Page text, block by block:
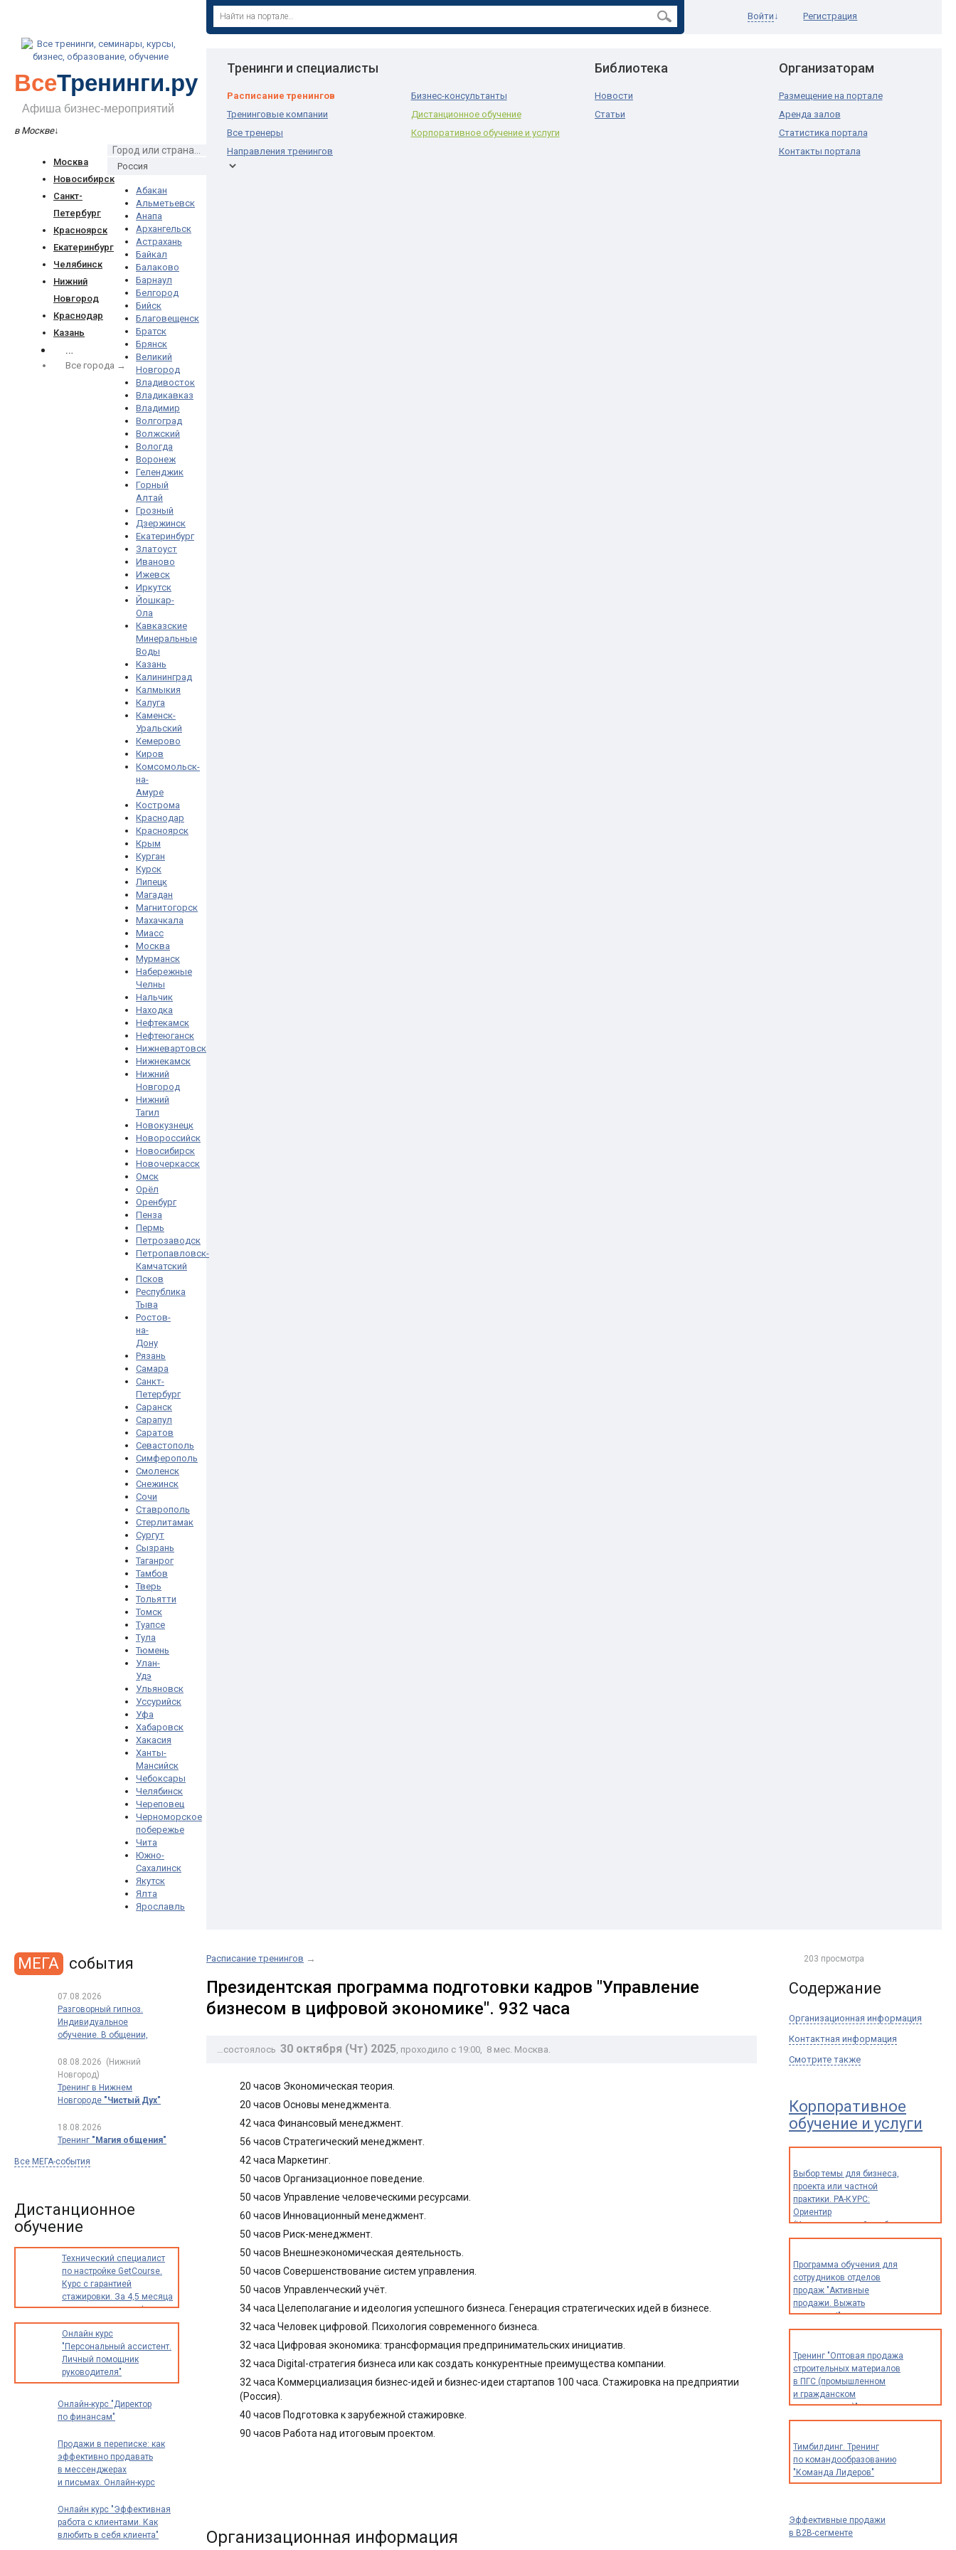
ВсеТренинги.ру
Афиша бизнес-мероприятий
в Москве↓
Москва
Новосибирск
Санкт-
Петербург
Красноярск
Екатеринбург
Челябинск
Нижний
Новгород
Краснодар
Казань
…
Все города →
Абакан
Альметьевск
Анапа
Архангельск
Астрахань
Байкал
Балаково
Барнаул
Белгород
Бийск
Благовещенск
Братск
Брянск
Великий
Новгород
Владивосток
Владикавказ
Владимир
Волгоград
Волжский
Вологда
Воронеж
Геленджик
Горный
Алтай
Грозный
Дзержинск
Екатеринбург
Златоуст
Иваново
Ижевск
Иркутск
Йошкар-
Ола
Кавказские
Минеральные
Воды
Казань
Калининград
Калмыкия
Калуга
Каменск-
Уральский
Кемерово
Киров
Комсомольск-
на-
Амуре
Кострома
Краснодар
Красноярск
Крым
Курган
Курск
Липецк
Магадан
Магнитогорск
Махачкала
Миасс
Москва
Мурманск
Набережные
Челны
Нальчик
Находка
Нефтекамск
Нефтеюганск
Нижневартовск
Нижнекамск
Нижний
Новгород
Нижний
Тагил
Новокузнецк
Новороссийск
Новосибирск
Новочеркасск
Омск
Орёл
Оренбург
Пенза
Пермь
Петрозаводск
Петропавловск-
Камчатский
Псков
Республика
Тыва
Ростов-
на-
Дону
Рязань
Самара
Санкт-
Петербург
Саранск
Сарапул
Саратов
Севастополь
Симферополь
Смоленск
Снежинск
Сочи
Ставрополь
Стерлитамак
Сургут
Сызрань
Таганрог
Тамбов
Тверь
Тольятти
Томск
Туапсе
Тула
Тюмень
Улан-
Удэ
Ульяновск
Уссурийск
Уфа
Хабаровск
Хакасия
Ханты-
Мансийск
Чебоксары
Челябинск
Череповец
Черноморское
побережье
Чита
Южно-
Сахалинск
Якутск
Ялта
Ярославль
Войти ↓ Регистрация
Тренинги и специалисты
Расписание тренингов
Тренинговые компании
Все тренеры
Направления тренингов
Бизнес-консультанты
Дистанционное обучение
Корпоративное обучение и услуги
Библиотека
Новости
Статьи
Организаторам
Размещение на портале
Аренда залов
Статистика портала
Контакты портала
Содержание
Организационная информация
Контактная информация
Смотрите также
Корпоративное
обучение и услуги
Выбор темы для бизнеса,
проекта или частной
практики. РА-КУРС:
Ориентир
(Индивидуальный разбор
опыта и идей для
экспертов
и специалистов)
Программа обучения для
сотрудников отделов
продаж "Активные
продажи. Выжать
максимум!"
Тренинг "Оптовая продажа
строительных материалов
в ПГС (промышленном
и гражданском
строительстве)"
Тимбилдинг. Тренинг
по командообразованию
"Команда Лидеров"
Эффективные продажи
в B2B-сегменте
Расписание тренингов →
Президентская программа подготовки кадров "Управление
бизнесом в цифровой экономике". 932 часа
203 просмотра
…состоялось 30 октября (Чт) 2025, проходило с 19:00, 8 мес. Москва.
20 часов Экономическая теория.
20 часов Основы менеджмента.
42 часа Финансовый менеджмент.
56 часов Стратегический менеджмент.
42 часа Маркетинг.
50 часов Организационное поведение.
50 часов Управление человеческими ресурсами.
60 часов Инновационный менеджмент.
50 часов Риск-менеджмент.
50 часов Внешнеэкономическая деятельность.
50 часов Совершенствование систем управления.
50 часов Управленческий учёт.
34 часа Целеполагание и идеология успешного бизнеса. Генерация стратегических идей в бизнесе.
32 часа Человек цифровой. Психология современного бизнеса.
32 часа Цифровая экономика: трансформация предпринимательских инициатив.
32 часа Digital-стратегия бизнеса или как создать конкурентные преимущества компании.
32 часа Коммерциализация бизнес-идей и бизнес-идеи стартапов 100 часа. Стажировка на предприятии
(Россия).
40 часов Подготовка к зарубежной стажировке.
90 часов Работа над итоговым проектом.
Организационная информация
МЕГА события
07.08.2026
Разговорный гипноз.
Индивидуальное
обучение. В общении,
08.08.2026 (Нижний
Новгород)
Тренинг в Нижнем
Новгороде "Чистый Дух"
18.08.2026
Тренинг "Магия общения"
Все МЕГА-события
Дистанционное
обучение
Технический специалист
по настройке GetCourse.
Курс с гарантией
стажировки. За 4,5 месяца
освоите новую профессию
с доходом от 30 000
до 70 000 рублей в месяц
Онлайн курс
"Персональный ассистент.
Личный помощник
руководителя"
Онлайн-курс "Директор
по финансам"
Продажи в переписке: как
эффективно продавать
в мессенджерах
и письмах. Онлайн-курс
Онлайн курс "Эффективная
работа с клиентами. Как
влюбить в себя клиента"